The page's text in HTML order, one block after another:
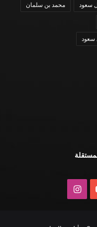
سعود محمد بن سلمان
سعود
يوتيوبانستقرام